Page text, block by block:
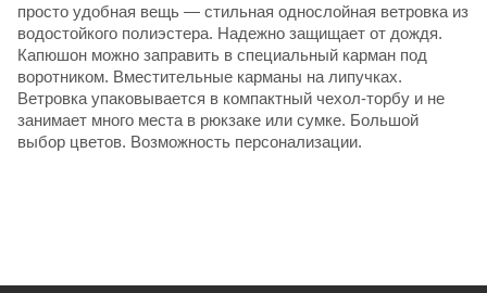
просто удобная вещь — стильная однослойная ветровка из
водостойкого полиэстера. Надежно защищает от дождя.
Капюшон можно заправить в специальный карман под
воротником. Вместительные карманы на липучках.
Ветровка упаковывается в компактный чехол-торбу и не
занимает много места в рюкзаке или сумке. Большой
выбор цветов. Возможность персонализации.